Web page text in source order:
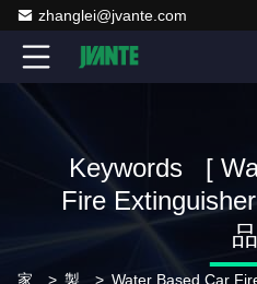
zhanglei@jvante.com
Keywords [
Fire
品
家 > 製 >